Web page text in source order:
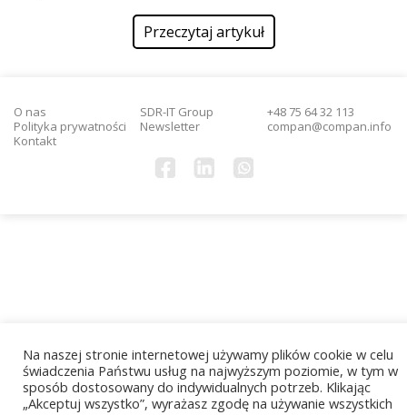
Przeczytaj artykuł
O nas
Polityka prywatności
Kontakt
SDR-IT Group
Newsletter
+48 75 64 32 113
compan@compan.info
Na naszej stronie internetowej używamy plików cookie w celu
świadczenia Państwu usług na najwyższym poziomie, w tym w
sposób dostosowany do indywidualnych potrzeb. Klikając
„Akceptuj wszystko”, wyrażasz zgodę na używanie wszystkich